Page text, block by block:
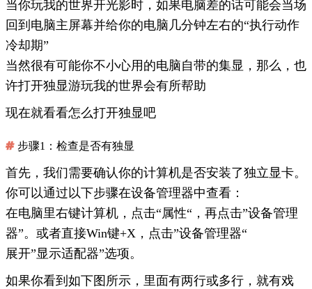
当你玩我的世界开光影时，如果电脑差的话可能会当场
回到电脑主屏幕并给你的电脑几分钟左右的“执行动作
冷却期”
当然很有可能你不小心用的电脑自带的集显，那么，也
许打开独显游玩我的世界会有所帮助
现在就看看怎么打开独显吧
步骤1：检查是否有独显
首先，我们需要确认你的计算机是否安装了独立显卡。
你可以通过以下步骤在设备管理器中查看：
在电脑里右键计算机，点击“属性“，再点击”设备管理
器”。或者直接Win键+X，点击”设备管理器“
展开”显示适配器”选项。
如果你看到如下图所示，里面有两行或多行，就有戏